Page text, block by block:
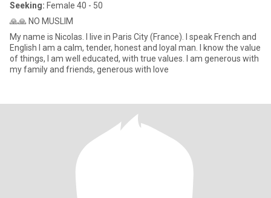
Seeking: Female 40 - 50
🙏🙏 NO MUSLIM
My name is Nicolas. I live in Paris City (France). I speak French and
English I am a calm, tender, honest and loyal man. I know the value
of things, I am well educated, with true values. I am generous with
my family and friends, generous with love